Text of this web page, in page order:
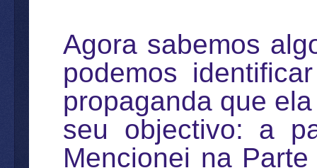
Agora sabemos
podemos
propaganda que
seu objectivo: a
Mencionei na